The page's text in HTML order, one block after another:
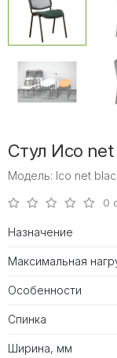
Стул Исо
Модель: Ісо net
0
Назначение
Максимальная
Особенности
Спинка
Ширина, мм